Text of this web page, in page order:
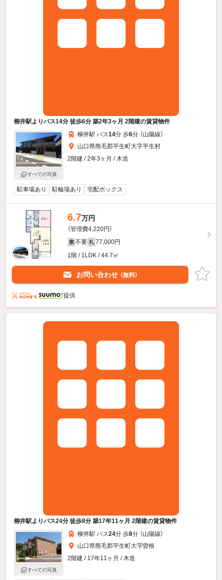
柳井駅よりバス14分 徒歩6分 築2年3ヶ月 2階建の賃貸物件
すべての写真
柳井駅 バス14分 歩6分 （山陽線）
山口県熊毛郡平生町大字平生村
2階建 / 2年3ヶ月 / 木造
駐車場あり 駐輪場あり 宅配ボックス
6.7万円
（管理費4,220円）
敷 不要 礼 77,000円
1階 / 1LDK / 44.7㎡
お問い合わせ （無料）
提供
柳井駅よりバス24分 徒歩8分 築17年11ヶ月 2階建の賃貸物件
すべての写真
柳井駅 バス24分 歩8分 （山陽線）
山口県熊毛郡平生町大字曽根
2階建 / 17年11ヶ月 / 木造